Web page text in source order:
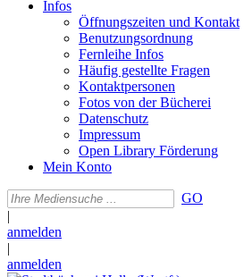
Infos
Öffnungszeiten und Kontakt
Benutzungsordnung
Fernleihe Infos
Häufig gestellte Fragen
Kontaktpersonen
Fotos von der Bücherei
Datenschutz
Impressum
Open Library Förderung
Mein Konto
GO
|
anmelden
|
anmelden